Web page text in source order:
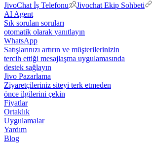
JivoChat İş Telefonu
Jivochat Ekip Sohbeti
AI Agent
Sık sorulan soruları
otomatik olarak yanıtlayın
WhatsApp
Satışlarınızı artırın ve müşterilerinizin
tercih ettiği mesajlaşma uygulamasında
destek sağlayın
Jivo Pazarlama
Ziyaretçileriniz siteyi terk etmeden
önce ilgilerini çekin
Fiyatlar
Ortaklık
Uygulamalar
Yardım
Blog